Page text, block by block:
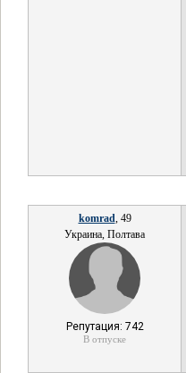
komrad, 49
Украина, Полтава
Репутация: 742
В отпуске